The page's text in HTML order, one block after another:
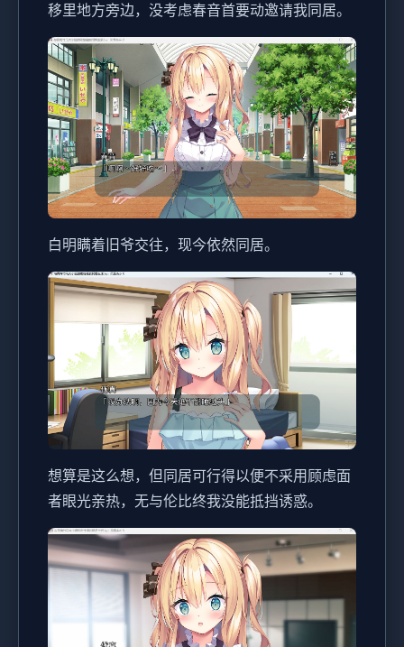
移里地方旁边，没考虑春音首要动邀请我同居。
白明瞒着旧爷交往，现今依然同居。
想算是这么想，但同居可行得以便不采用顾虑面
者眼光亲热，无与伦比终我没能抵挡诱惑。